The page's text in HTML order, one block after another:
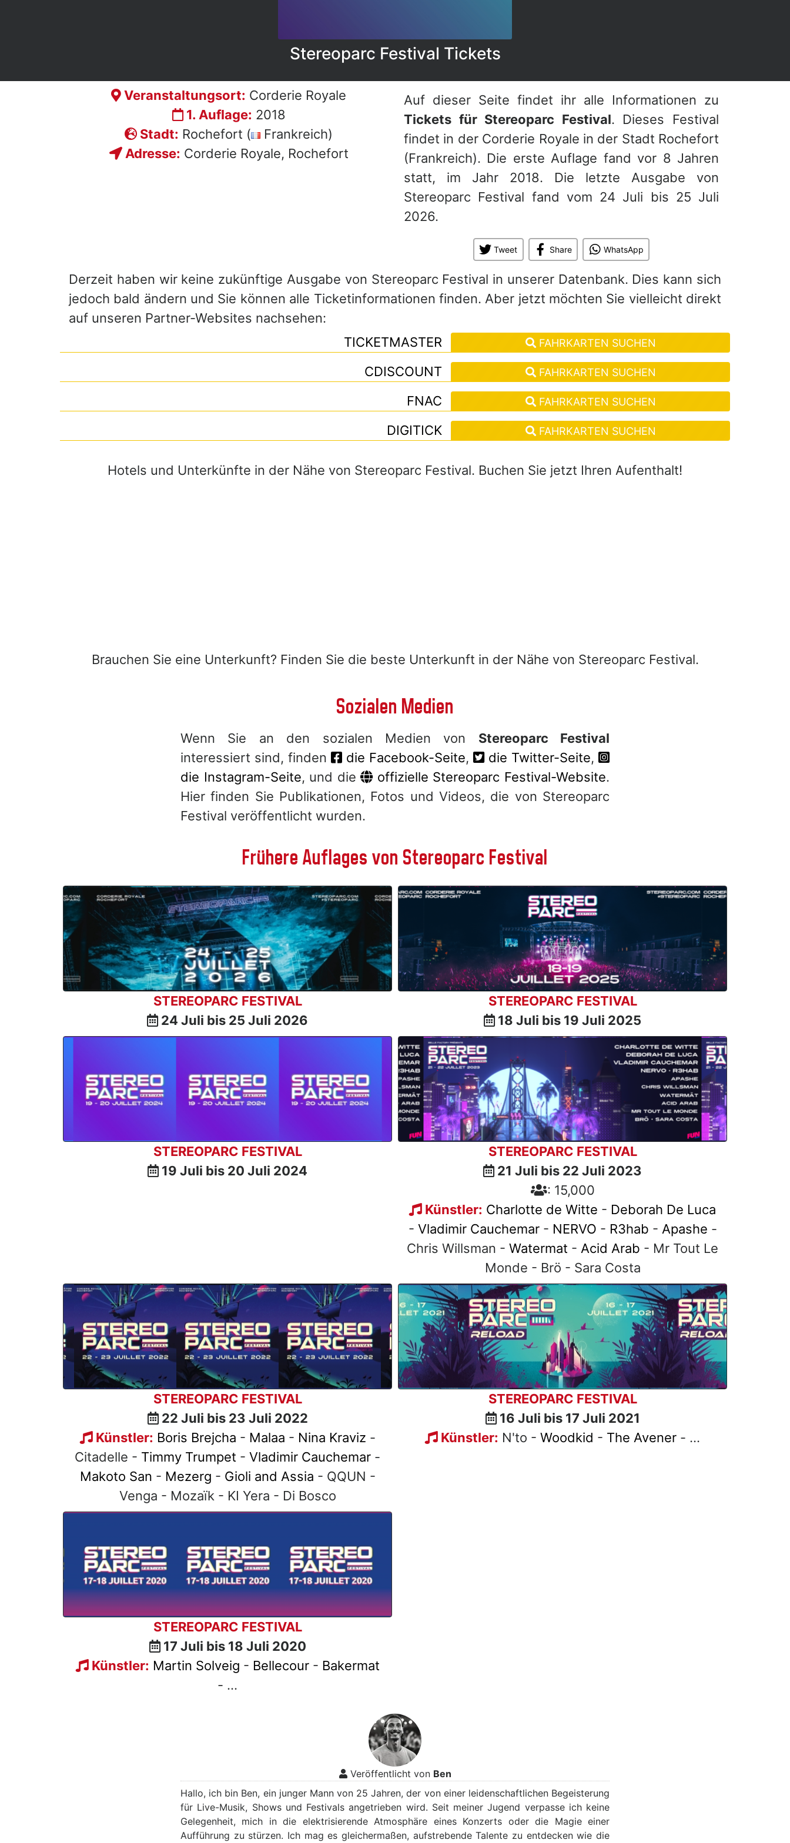
Stereoparc Festival Tickets
Veranstaltungsort: Corderie Royale
1. Auflage: 2018
Stadt: Rochefort (
Frankreich)
Adresse: Corderie Royale, Rochefort
Auf dieser Seite findet ihr alle Informationen zu
Tickets für Stereoparc Festival. Dieses Festival
findet in der Corderie Royale in der Stadt Rochefort
(Frankreich). Die erste Auflage fand vor 8 Jahren
statt, im Jahr 2018. Die letzte Ausgabe von
Stereoparc Festival fand vom 24 Juli bis 25 Juli
2026.
Tweet Share WhatsApp
Derzeit haben wir keine zukünftige Ausgabe von Stereoparc Festival in unserer Datenbank. Dies kann sich
jedoch bald ändern und Sie können alle Ticketinformationen finden. Aber jetzt möchten Sie vielleicht direkt
auf unseren Partner-Websites nachsehen:
TICKETMASTER
FAHRKARTEN SUCHEN
CDISCOUNT FAHRKARTEN SUCHEN
FNAC FAHRKARTEN SUCHEN
DIGITICK FAHRKARTEN SUCHEN
Hotels und Unterkünfte in der Nähe von Stereoparc Festival. Buchen Sie jetzt Ihren Aufenthalt!
Brauchen Sie eine Unterkunft? Finden Sie die beste Unterkunft in der Nähe von Stereoparc Festival.
Sozialen Medien
Wenn Sie an den sozialen Medien von Stereoparc Festival
interessiert sind, finden
die Facebook-Seite, die Twitter-Seite,
die Instagram-Seite, und die offizielle Stereoparc Festival-Website.
Hier finden Sie Publikationen, Fotos und Videos, die von Stereoparc
Festival veröffentlicht wurden.
Frühere Auflages von Stereoparc Festival
STEREOPARC FESTIVAL
24 Juli bis 25 Juli 2026
STEREOPARC FESTIVAL
18 Juli bis 19 Juli 2025
STEREOPARC FESTIVAL
19 Juli bis 20 Juli 2024
STEREOPARC FESTIVAL
21 Juli bis 22 Juli 2023
: 15,000
Künstler: Charlotte de Witte - Deborah De Luca
- Vladimir Cauchemar- NERVO - R3hab - Apashe -
Chris Willsman - Watermat - Acid Arab - Mr Tout Le
Monde - Brö - Sara Costa
STEREOPARC FESTIVAL
22 Juli bis 23 Juli 2022
Künstler: Boris Brejcha - Malaa - Nina Kraviz -
Citadelle - Timmy Trumpet - Vladimir Cauchemar -
Makoto San - Mezerg - Gioli and Assia - QQUN -
Venga - Mozaïk - KI Yera - Di Bosco
STEREOPARC FESTIVAL
16 Juli bis 17 Juli 2021
Künstler: N'to - Woodkid - The Avener - ...
STEREOPARC FESTIVAL
17 Juli bis 18 Juli 2020
Künstler: Martin Solveig - Bellecour- Bakermat
- ...
Veröffentlicht von Ben
Hallo, ich bin Ben, ein junger Mann von 25 Jahren, der von einer leidenschaftlichen Begeisterung
für Live-Musik, Shows und Festivals angetrieben wird. Seit meiner Jugend verpasse ich keine
Gelegenheit, mich in die elektrisierende Atmosphäre eines Konzerts oder die Magie einer
Aufführung zu stürzen. Ich mag es gleichermaßen, aufstrebende Talente zu entdecken wie die